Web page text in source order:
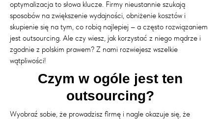
optymalizacja to słowa klucze. Firmy nieustannie szukają
sposobów na zwiększenie wydajności, obniżenie kosztów i
skupienie się na tym, co robią najlepiej – a często rozwiązaniem
jest outsourcing. Ale czy wiesz, jak korzystać z niego mądrze i
zgodnie z polskim prawem? Z nami rozwiejesz wszelkie
wątpliwości!
Czym w ogóle jest ten
outsourcing?
Wyobraź sobie, że prowadzisz firmę i nagle okazuje się, że